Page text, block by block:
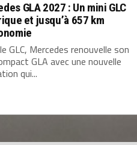
GLA 2027 : Un mini GLC
et jusqu’à 657 km
GLC, Mercedes renouvelle son
GLA avec une nouvelle
qui...